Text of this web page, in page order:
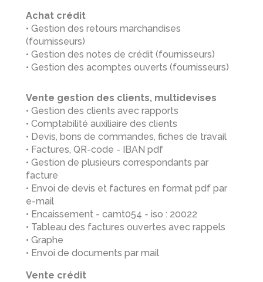
Achat crédit
• Gestion des retours marchandises
(fournisseurs)
• Gestion des notes de crédit (fournisseurs)
• Gestion des acomptes ouverts (fournisseurs)
Vente gestion des clients, multidevises
• Gestion des clients avec rapports
• Comptabilité auxiliaire des clients
• Devis, bons de commandes, fiches de travail
• Factures, QR-code - IBAN pdf
• Gestion de plusieurs correspondants par
facture
• Envoi de devis et factures en format pdf par
e-mail
• Encaissement - camt054 - iso : 20022
• Tableau des factures ouvertes avec rappels
• Graphe
• Envoi de documents par mail
Vente crédit